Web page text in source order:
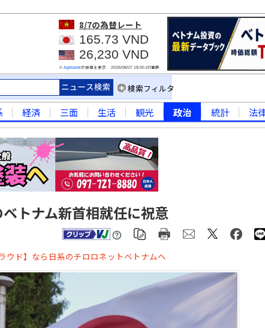
8/7の為替レート
165.73 VND
26,230 VND
※ Agribankの仲値を表示 2026/08/07 18:00JST更新
検索フィルタ
経済 三面 生活 観光 政治 統計 法
トナム新首相就任に祝意
ウド】なら日系のチロロネットベトナムへ